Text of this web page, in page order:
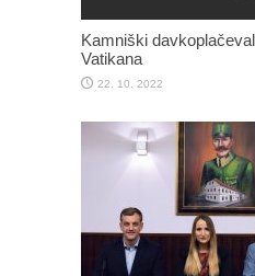
Kamniški
Vatikana
22. 10. 2022